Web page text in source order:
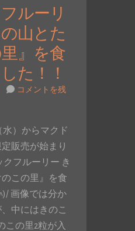
ルーリ
山とた
』を食
た！！
コメントを残
水）からマクド
販売が始まり
クフルーリー き
この里』を食
画像では分か
中にはきのこ
この里2粒が入